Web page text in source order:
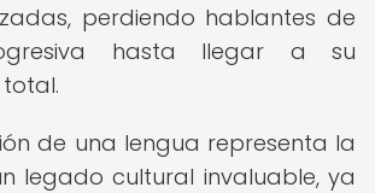
perdiendo hablantes de
hasta llegar a su
de una lengua representa la
legado cultural invaluable, ya